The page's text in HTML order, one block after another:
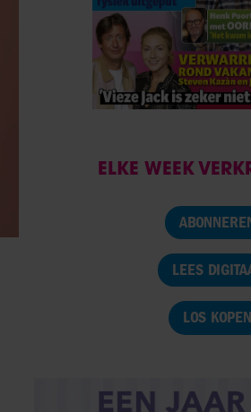
ELKE WEEK
LEES
LOS KOPEN